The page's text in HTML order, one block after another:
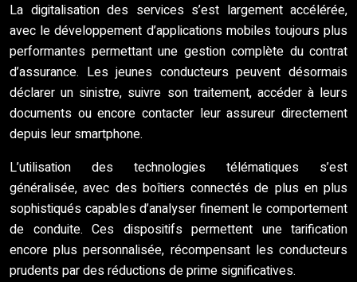
La digitalisation des services s’est largement accélérée,
avec le développement d’applications mobiles toujours plus
performantes permettant une gestion complète du contrat
d’assurance. Les jeunes conducteurs peuvent désormais
déclarer un sinistre, suivre son traitement, accéder à leurs
documents ou encore contacter leur assureur directement
depuis leur smartphone.
L’utilisation des technologies télématiques s’est
généralisée, avec des boîtiers connectés de plus en plus
sophistiqués capables d’analyser finement le comportement
de conduite. Ces dispositifs permettent une tarification
encore plus personnalisée, récompensant les conducteurs
prudents par des réductions de prime significatives.